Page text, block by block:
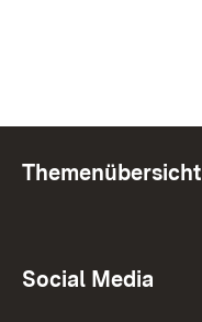
Themenübersicht
Social Media